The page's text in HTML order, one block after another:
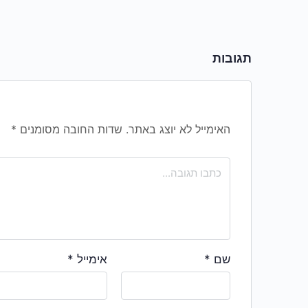
תגובות
האימייל לא יוצג באתר. שדות החובה מסומנים *
שם * אימייל *